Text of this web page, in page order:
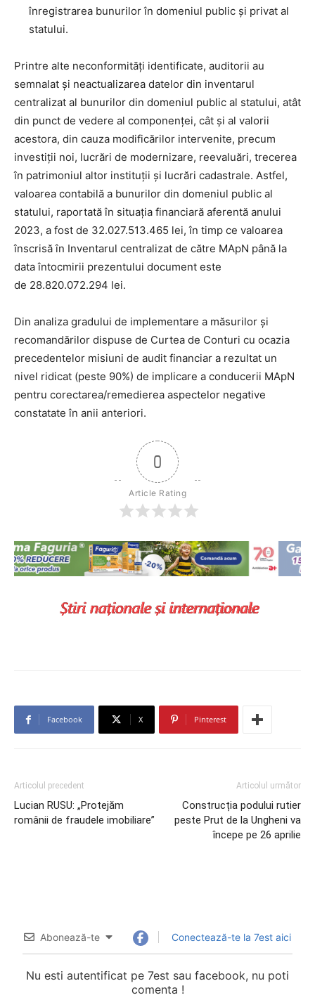
înregistrarea bunurilor în domeniul public și privat al
statului.
Printre alte neconformități identificate, auditorii au
semnalat și neactualizarea datelor din inventarul
centralizat al bunurilor din domeniul public al statului, atât
din punct de vedere al componenței, cât și al valorii
acestora, din cauza modificărilor intervenite, precum
investiții noi, lucrări de modernizare, reevaluări, trecerea
în patrimoniul altor instituții și lucrări cadastrale. Astfel,
valoarea contabilă a bunurilor din domeniul public al
statului, raportată în situația financiară aferentă anului
2023, a fost de 32.027.513.465 lei, în timp ce valoarea
înscrisă în Inventarul centralizat de către MApN până la
data întocmirii prezentului document este
de 28.820.072.294 lei.
Din analiza gradului de implementare a măsurilor și
recomandărilor dispuse de Curtea de Conturi cu ocazia
precedentelor misiuni de audit financiar a rezultat un
nivel ridicat (peste 90%) de implicare a conducerii MApN
pentru corectarea/remedierea aspectelor negative
constatate în anii anteriori.
0
Article Rating
Facebook X Pinterest
Articolul precedent
Lucian RUSU: „Protejăm
românii de fraudele imobiliare”
Articolul următor
Construcția podului rutier
peste Prut de la Ungheni va
începe pe 26 aprilie
Abonează-te Conectează-te la 7est aici
Nu esti autentificat pe 7est sau facebook, nu poti
comenta !